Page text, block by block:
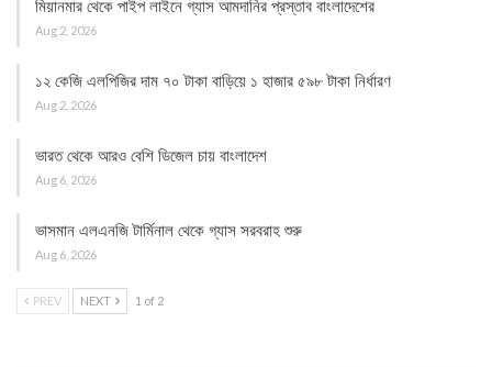
মিয়ানমার থেকে পাইপ লাইনে গ্যাস আমদানির প্রস্তাব বাংলাদেশের
Aug 2, 2026
১২ কেজি এলপিজির দাম ৭০ টাকা বাড়িয়ে ১ হাজার ৫৯৮ টাকা নির্ধারণ
Aug 2, 2026
ভারত থেকে আরও বেশি ডিজেল চায় বাংলাদেশ
Aug 6, 2026
ভাসমান এলএনজি টার্মিনাল থেকে গ্যাস সরবরাহ শুরু
Aug 6, 2026
PREV NEXT 1 of 2